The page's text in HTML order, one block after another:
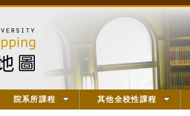
院系所課程 其他全校性課程